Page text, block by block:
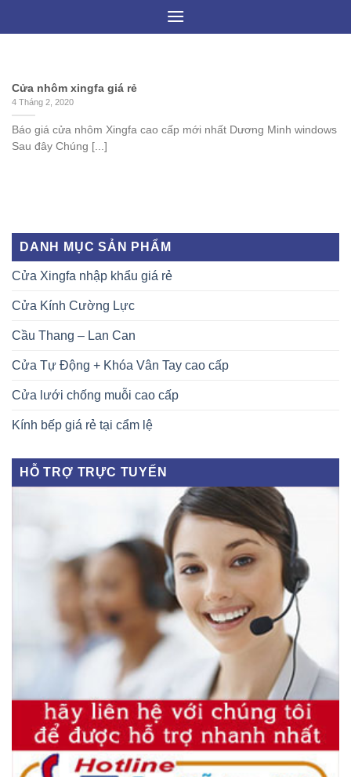
Cửa nhôm xingfa giá rẻ
4 Tháng 2, 2020
Báo giá cửa nhôm Xingfa cao cấp mới nhất Dương Minh windows
Sau đây Chúng [...]
DANH MỤC SẢN PHẨM
Cửa Xingfa nhập khẩu giá rẻ
Cửa Kính Cường Lực
Cầu Thang – Lan Can
Cửa Tự Động + Khóa Vân Tay cao cấp
Cửa lưới chống muỗi cao cấp
Kính bếp giá rẻ tại cẩm lệ
HỖ TRỢ TRỰC TUYẾN